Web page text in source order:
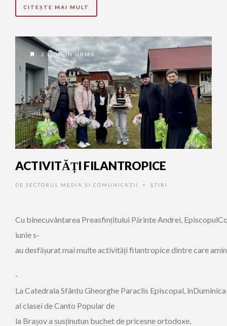
CITEȘTE MAI MULT
2 LUNI ÎN URMĂ
ACTIVITĂȚI FILANTROPICE
DE SECTORUL MEDIA ȘI COMUNICAȚII • ŞTIRI
Cu binecuvântarea Preasfințitului Părinte Andrei,
iunie s-
au desfășurat mai multe activități filantropice dintre care
-
La Catedrala Sfântu Gheorghe Paraclis Episcopal,
al clasei de Canto Popular de
la Brașov a susținutun buchet de pricesne ortodoxe,